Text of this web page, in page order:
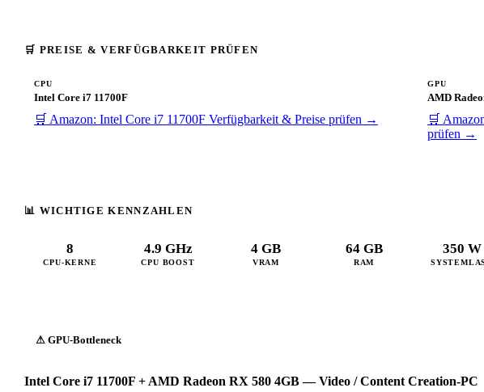
🛒 PREISE & VERFÜGBARKEIT PRÜFEN
CPU
Intel Core i7 11700F
🛒 Amazon: Intel Core i7 11700F Verfügbarkeit & Preise prüfen →
GPU
AMD
🛒
prüfen →
📊 WICHTIGE KENNZAHLEN
8
CPU-KERNE
4.9 GHz
CPU BOOST
4 GB
VRAM
64 GB
RAM
350 W
⚠ GPU-Bottleneck
Intel Core i7 11700F + AMD Radeon RX 580 4GB — Video / Content Creation-PC